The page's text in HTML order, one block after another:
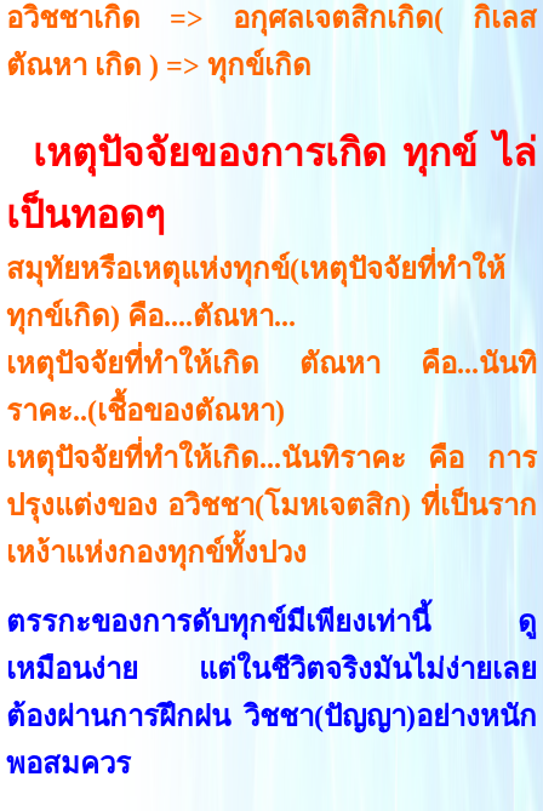
อวิชชาเกิด => อกุศลเจตสิกเกิด( กิเลส
ตัณหา เกิด ) => ทุกข์เกิด
เหตุปัจจัยของการเกิด ทุกข์ ไล่
เป็นทอดๆ
สมุทัยหรือเหตุแห่งทุกข์(เหตุปัจจัยที่ทำให้
ทุกข์เกิด) คือ....ตัณหา...
เหตุปัจจัยที่ทำให้เกิด ตัณหา คือ...นันทิ
ราคะ..(เชื้อของตัณหา)
เหตุปัจจัยที่ทำให้เกิด...นันทิราคะ คือ การ
ปรุงแต่งของ อวิชชา(โมหเจตสิก) ที่เป็นราก
เหง้าแห่งกองทุกข์ทั้งปวง
ตรรกะของการดับทุกข์มีเพียงเท่านี้ ดู
เหมือนง่าย แต่ในชีวิตจริงมันไม่ง่ายเลย
ต้องผ่านการฝึกฝน วิชชา(ปัญญา)อย่างหนัก
พอสมควร